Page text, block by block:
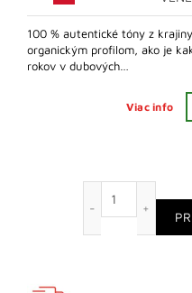
100 % autentické tóny z
organickým profilom, ako je
rokov v dubových…
Viac info